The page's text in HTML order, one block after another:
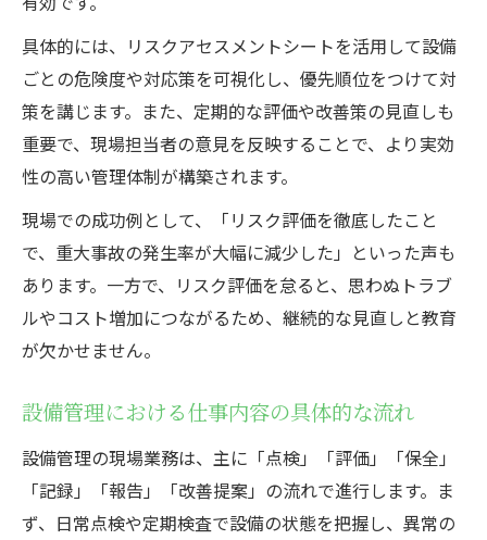
具体的には、リスクアセスメントシートを活用して設備
ごとの危険度や対応策を可視化し、優先順位をつけて対
策を講じます。また、定期的な評価や改善策の見直しも
重要で、現場担当者の意見を反映することで、より実効
性の高い管理体制が構築されます。
現場での成功例として、「リスク評価を徹底したこと
で、重大事故の発生率が大幅に減少した」といった声も
あります。一方で、リスク評価を怠ると、思わぬトラブ
ルやコスト増加につながるため、継続的な見直しと教育
が欠かせません。
設備管理における仕事内容の具体的な流れ
設備管理の現場業務は、主に「点検」「評価」「保全」
「記録」「報告」「改善提案」の流れで進行します。ま
ず、日常点検や定期検査で設備の状態を把握し、異常の